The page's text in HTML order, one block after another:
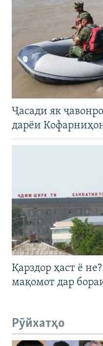
Ҷасади як
дарёи
Қарздор ҳаст ё
мақомот дар
Рӯйхатҳо